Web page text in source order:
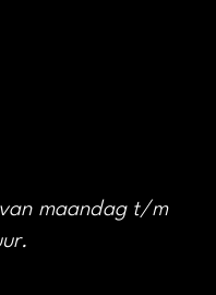
maandag t/m